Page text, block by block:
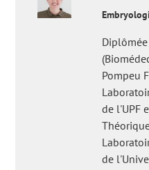
Pompeu
de l'UPF
de